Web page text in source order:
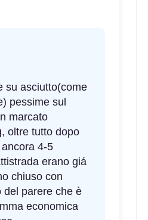
su asciutto(come
pessime sul
marcato
oltre tutto dopo
4-5
erano giá
chiuso con
del parere che è
economica